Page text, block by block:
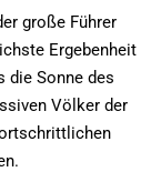
große Führer
Ergebenheit
die Sonne des
Völker der